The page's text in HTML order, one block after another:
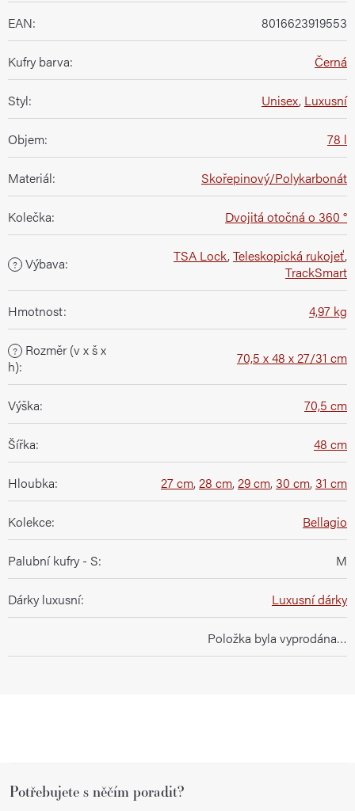
EAN: 8016623919553
Kufry barva: Černá
Styl: Unisex, Luxusní
Objem: 78 l
Materiál: Skořepinový/Polykarbonát
Kolečka: Dvojitá otočná o 360 °
? Výbava: TSA Lock,Teleskopická rukojeť,
TrackSmart
Hmotnost: 4,97 kg
?
Rozměr (v x š x
h): 70,5 x 48 x 27/31 cm
Výška: 70,5 cm
Šířka: 48 cm
Hloubka: 27 cm,28 cm,29 cm, 30 cm, 31 cm
Kolekce: Bellagio
Palubní kufry - S: M
Dárky luxusní: Luxusní dárky
Položka byla vyprodána…
Potřebujete s něčím poradit?